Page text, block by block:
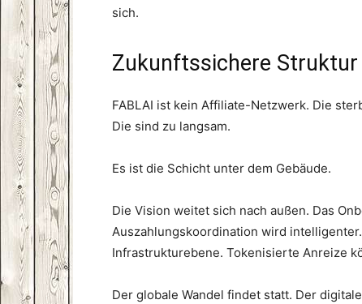
sich.
Zukunftssichere Struktur
FABLAI ist kein Affiliate-Netzwerk. Die
Die sind zu langsam.
Es ist die Schicht unter dem Gebäude.
Die Vision weitet sich nach außen. Das
Auszahlungskoordination wird
Infrastrukturebene. Tokenisierte Anreize
Der globale Wandel findet statt. Der